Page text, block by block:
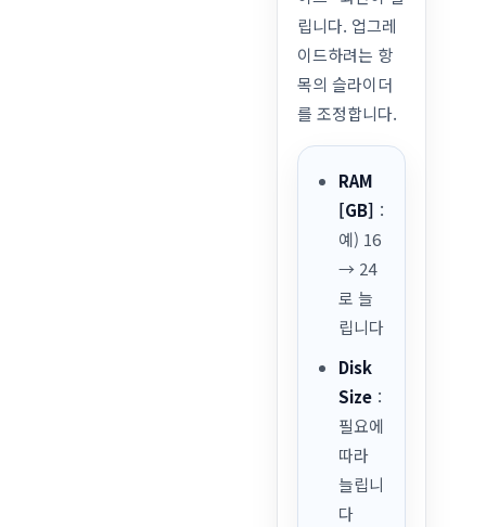
립니다. 업그레
이드하려는 항
목의 슬라이더
를 조정합니다.
RAM
[GB] ：
예) 16
→ 24
로 늘
립니다
Disk
Size：
필요에
따라
늘립니
다